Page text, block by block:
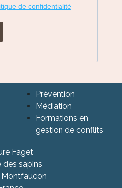
de confidentialité
Prévention
Médiation
Formations en
gestion de conflits
Faget
des sapins